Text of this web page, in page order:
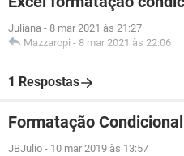
Juliana - 8 mar 2021 às 21:27
Mazzaropi - 8 mar 2021 às 22:06
1 Respostas
Formatação
JBJulio - 10 mar 2019 às 13:57